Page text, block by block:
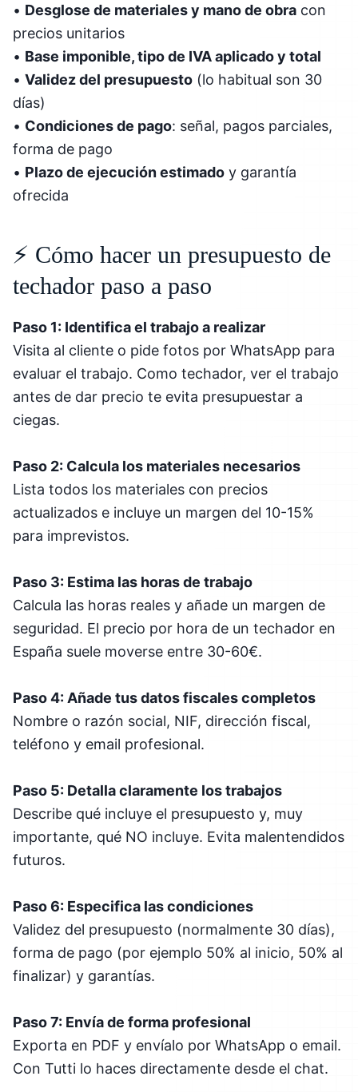
• Desglose de materiales y mano de obra con
precios unitarios
• Base imponible, tipo de IVA aplicado y total
• Validez del presupuesto (lo habitual son 30
días)
• Condiciones de pago: señal, pagos parciales,
forma de pago
• Plazo de ejecución estimado y garantía
ofrecida
⚡ Cómo hacer un presupuesto de
techador paso a paso
Paso 1: Identifica el trabajo a realizar
Visita al cliente o pide fotos por WhatsApp para
evaluar el trabajo. Como techador, ver el trabajo
antes de dar precio te evita presupuestar a
ciegas.
Paso 2: Calcula los materiales necesarios
Lista todos los materiales con precios
actualizados e incluye un margen del 10-15%
para imprevistos.
Paso 3: Estima las horas de trabajo
Calcula las horas reales y añade un margen de
seguridad. El precio por hora de un techador en
España suele moverse entre 30-60€.
Paso 4: Añade tus datos fiscales completos
Nombre o razón social, NIF, dirección fiscal,
teléfono y email profesional.
Paso 5: Detalla claramente los trabajos
Describe qué incluye el presupuesto y, muy
importante, qué NO incluye. Evita malentendidos
futuros.
Paso 6: Especifica las condiciones
Validez del presupuesto (normalmente 30 días),
forma de pago (por ejemplo 50% al inicio, 50% al
finalizar) y garantías.
Paso 7: Envía de forma profesional
Exporta en PDF y envíalo por WhatsApp o email.
Con Tutti lo haces directamente desde el chat.